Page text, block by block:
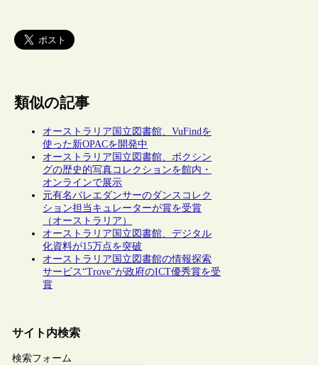
類似の記事
オーストラリア国立図書館、VuFindを
使った新OPACを開発中
オーストラリア国立図書館、ボクシン
グの歴史的写真コレクションを館内・
オンラインで展示
元有名バレエダンサーのダンスコレク
ション担当キュレーターが賞を受賞
（オーストラリア）
オーストラリア国立図書館、デジタル
化資料が15万点を突破
オーストラリア国立図書館の情報探索
サービス“Trove”が政府のICT優秀賞を受
賞
サイト内検索
検索フォーム